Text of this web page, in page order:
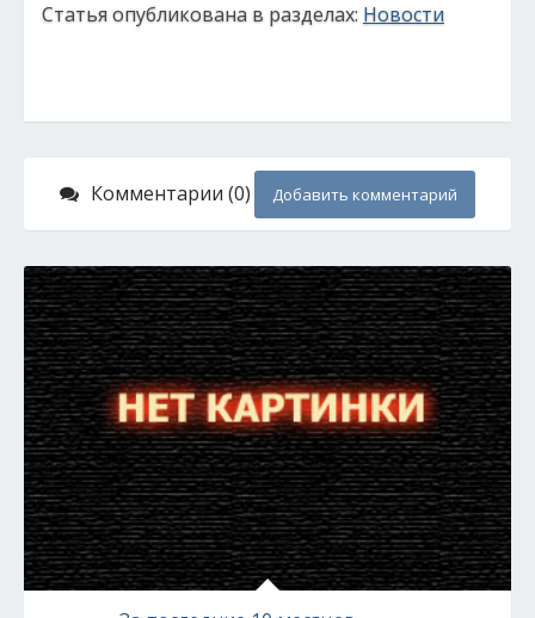
Статья опубликована в разделах: Новости
Комментарии (0) Добавить комментарий